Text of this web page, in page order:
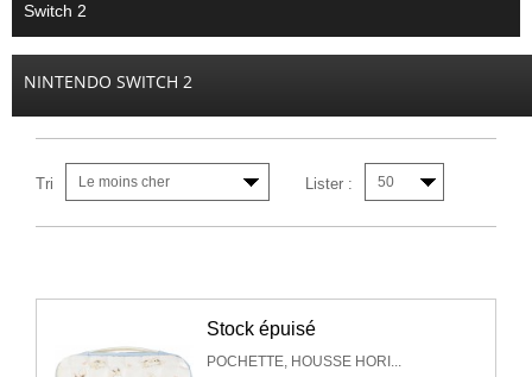
Switch 2
NINTENDO SWITCH 2
Tri Le moins cher Lister : 50
Stock épuisé
POCHETTE, HOUSSE HORI...